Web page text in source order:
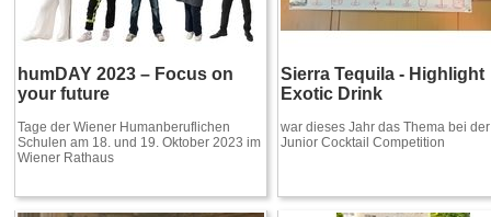
humDAY 2023 – Focus on
your future
Tage der Wiener Humanberuflichen
Schulen am 18. und 19. Oktober 2023 im
Wiener Rathaus
Sierra Tequila - Highlight
Exotic Drink
war dieses Jahr das Thema bei
Junior Cocktail Competition